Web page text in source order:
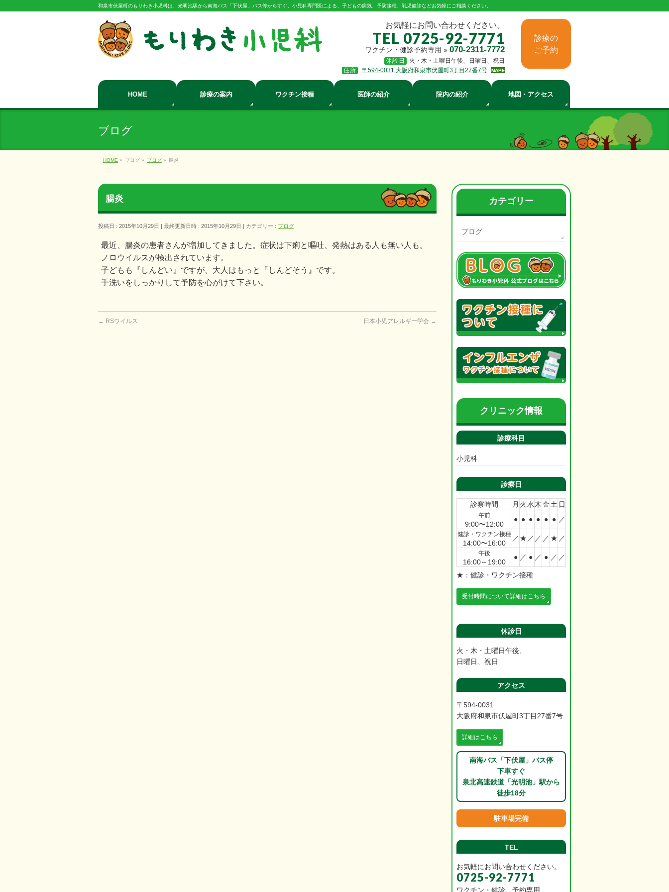
和泉市伏屋町のもりわき小児科は、光明池駅から南海バス「下伏屋」バス停からすぐ。小児科専門医による、子どもの病気、予防接種、乳児健診などお気軽にご相談ください。
お気軽にお問い合わせください。
TEL 0725-92-7771
ワクチン・健診予約専用 » 070-2311-7772
休診日
火・木・土曜日午後、日曜日、祝日
住所
〒594-0031 大阪府和泉市伏屋町3丁目27番7号
診療の
ご予約
HOME 診療の案内 ワクチン接種 医師の紹介 院内の紹介 地図・アクセス
ブログ
HOME » ブログ » ブログ » 腸炎
腸炎
投稿日 : 2015年10月29日 最終更新日時 : 2015年10月29日 カテゴリー : ブログ
最近、腸炎の患者さんが増加してきました。症状は下痢と嘔吐、発熱はある人も無い人も。
ノロウイルスが検出されています。
子どもも『しんどい』ですが、大人はもっと『しんどそう』です。
手洗いをしっかりして予防を心がけて下さい。
← RSウイルス 日本小児アレルギー学会 →
カテゴリー
ブログ
クリニック情報
診療科目
小児科
診療日
診察時間 月 火水木金 土 日
午前
9:00〜12:00
● ● ● ● ● ● ／
健診・ワクチン接種
14:00〜16:00
／ ★ ／ ／ ／ ★ ／
午後
16:00～19:00
● ／ ● ／ ● ／ ／
★：健診・ワクチン接種
受付時間について詳細はこちら
休診日
火・木・土曜日午後、
日曜日、祝日
アクセス
〒594-0031
大阪府和泉市伏屋町3丁目27番7号
詳細はこちら
南海バス「下伏屋」バス停
下車すぐ
泉北高速鉄道「光明池」駅から
徒歩18分
駐車場完備
TEL
お気軽にお問い合わせください。
0725-92-7771
ワクチン・健診 予約専用